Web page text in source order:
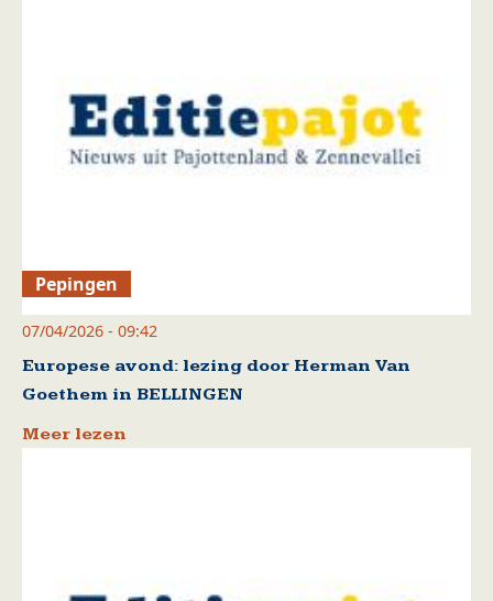
Pepingen
07/04/2026 - 09:42
Europese avond: lezing door Herman Van
Goethem in BELLINGEN
Meer lezen